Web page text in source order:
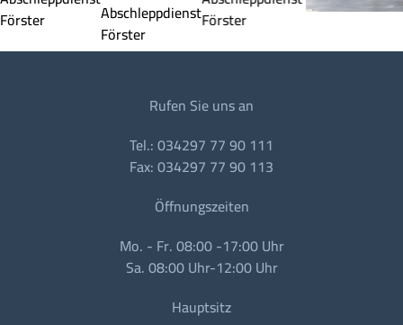
Rufen Sie uns an
Tel.: 034297 77 90 111
Fax: 034297 77 90 113
Öffnungszeiten
Mo. - Fr. 08:00 -17:00 Uhr
Sa. 08:00 Uhr-12:00 Uhr
Hauptsitz